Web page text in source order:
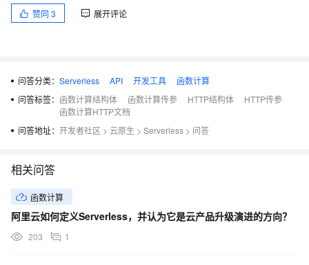
赞同 3 展开评论
问答分类： Serverless API 开发工具
函数计算
问答标签： 函数计算结构体 函数计算传参 HTTP结构体
HTTP传参
函数计算HTTP文档
问答地址： 开发者社区 > 云原生 > Serverless > 问答
相关问答
函数计算
阿里云如何定义Serverless，并认为它是云产品升级演进的方向？
203 1